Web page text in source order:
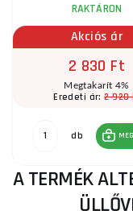
RAKTÁRON
Akciós ár
2 830 Ft
Megtakarít 4%
Eredeti ár:2 920
db
A TERMÉK